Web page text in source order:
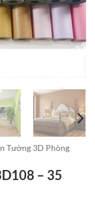
Tường 3D Phòng
– 35